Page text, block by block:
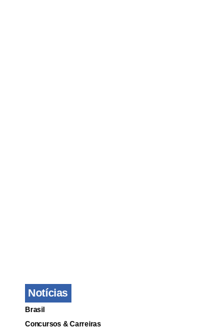
Notícias
Brasil
Concursos & Carreiras